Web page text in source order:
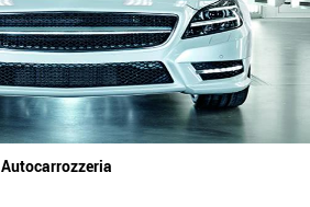
Autocarrozzeria